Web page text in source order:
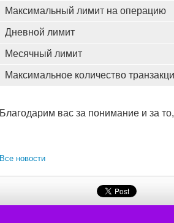
Максимальный лимит на операцию
Дневной лимит
Месячный лимит
Максимальное количество
Благодарим вас за понимание и за
Все новости